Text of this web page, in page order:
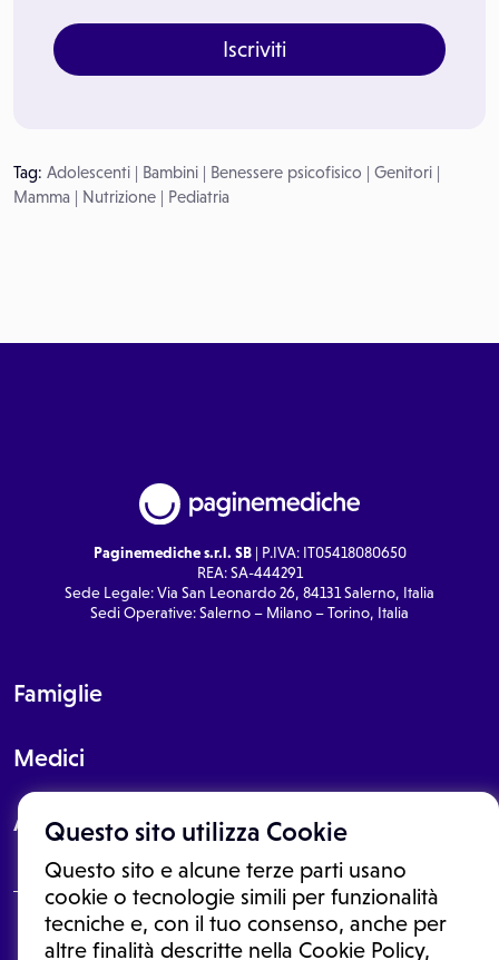
Questo sito utilizza Cookie
Questo sito e alcune terze parti usano
cookie o tecnologie simili per funzionalità
tecniche e, con il tuo consenso, anche per
altre finalità descritte nella Cookie Policy,
Iscriviti
Tag: Adolescenti | Bambini | Benessere psicofisico | Genitori |
Mamma | Nutrizione | Pediatria
Paginemediche s.r.l. SB| P.IVA: IT05418080650
REA: SA-444291
Sede Legale: Via San Leonardo 26, 84131 Salerno, Italia
Sedi Operative: Salerno – Milano – Torino, Italia
Famiglie
Medici
About
Le informazioni proposte in questo sito non sono un consulto medico.
In nessun caso, queste informazioni sostituiscono un consulto, una